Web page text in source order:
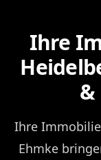
Ihre
&
Ihre
Ehmke